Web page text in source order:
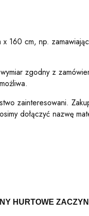
160 cm, np.
zgodny z
zainteresowani.
dołączyć nazwę
HURTOWE